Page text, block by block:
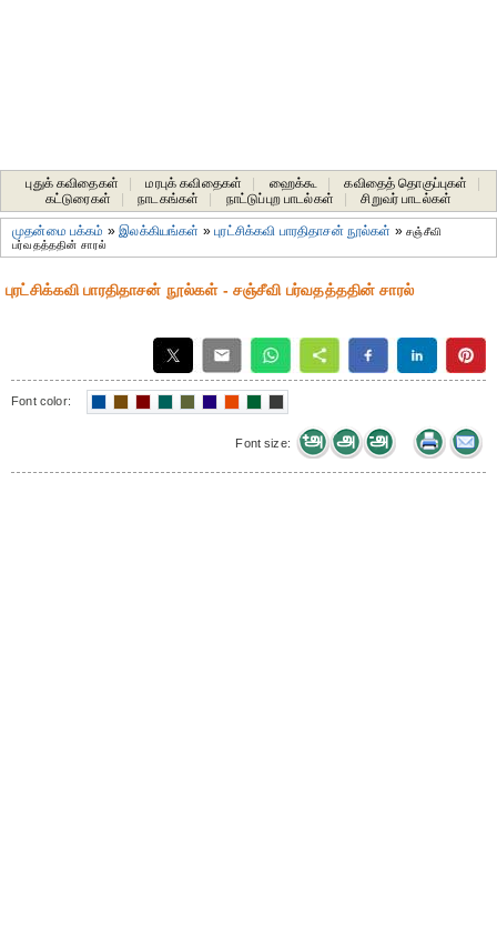
புதுக் கவிதைகள் மரபுக் கவிதைகள் ஹைக்கூ கவிதைத் தொகுப்புகள்
கட்டுரைகள்
நாடகங்கள் நாட்டுப்புற பாடல்கள் சிறுவர் பாடல்கள்
முதன்மை பக்கம் »இலக்கியங்கள் »புரட்சிக்கவி பாரதிதாசன் நூல்கள் »சஞ்சீவி
பர்வதத்ததின் சாரல்
புரட்சிக்கவி பாரதிதாசன் நூல்கள் - சஞ்சீவி பர்வதத்ததின் சாரல்
Font color:
Font size: